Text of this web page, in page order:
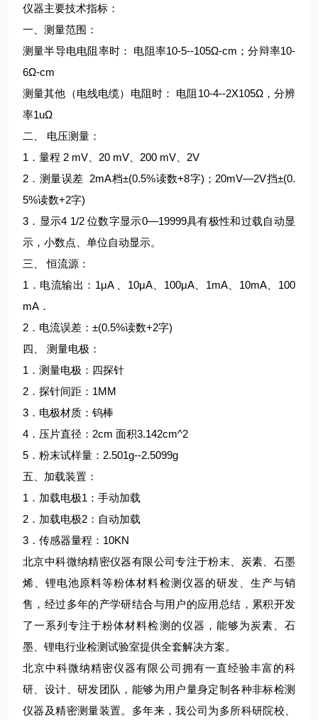
仪器主要技术指标：
一、测量范围：
测量半导电电阻率时： 电阻率10-5--105Ω-cm；分辩率10-
6Ω-cm
测量其他（电线电缆）电阻时： 电阻10-4--2X105Ω，分辨
率1uΩ
二、 电压测量：
1．量程 2 mV、20 mV、200 mV、2V
2．测量误差 2mA档±(0.5%读数+8字)；20mV—2V挡±(0.
5%读数+2字)
3．显示4 1/2 位数字显示0—19999具有极性和过载自动显
示，小数点、单位自动显示。
三、 恒流源：
1．电流输出：1μA 、10μA、100μA、1mA、10mA、100
mA．
2．电流误差：±(0.5%读数+2字)
四、 测量电极：
1．测量电极：四探针
2．探针间距：1MM
3．电极材质：钨棒
4．压片直径：2cm 面积3.142cm^2
5．粉末试样量：2.501g--2.5099g
五、加载装置：
1．加载电极1：手动加载
2．加载电极2：自动加载
3．传感器量程：10KN
北京中科微纳精密仪器有限公司专注于粉末、炭素、石墨
烯、锂电池原料等粉体材料检测仪器的研发、生产与销
售，经过多年的产学研结合与用户的应用总结，累积开发
了一系列专注于粉体材料检测的仪器，能够为炭素、石
墨、锂电行业检测试验室提供全套解决方案。
北京中科微纳精密仪器有限公司拥有一直经验丰富的科
研、设计、研发团队，能够为用户量身定制各种非标检测
仪器及精密测量装置。多年来，我公司为多所科研院校、